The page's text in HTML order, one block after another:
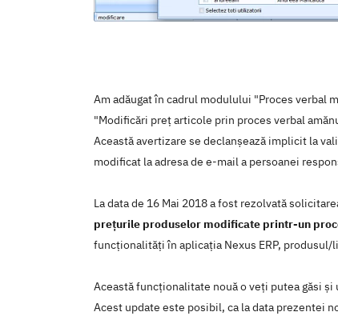
Am adăugat în cadrul modulului "Proces verbal
"Modificări preț articole prin proces verbal
Această avertizare se declanșează implicit la
modificat la adresa de e-mail a persoanei
La data de 16 Mai 2018 a fost rezolvată
prețurile produselor modificate printr-un
funcţionalităţi în aplicaţia Nexus ERP, produsul/
Această funcţionalitate nouă o veţi putea găsi
Acest update este posibil, ca la data prezentei